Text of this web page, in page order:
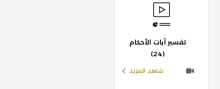
تفسير آيات الأحكام
(24)
شاهد المزيد